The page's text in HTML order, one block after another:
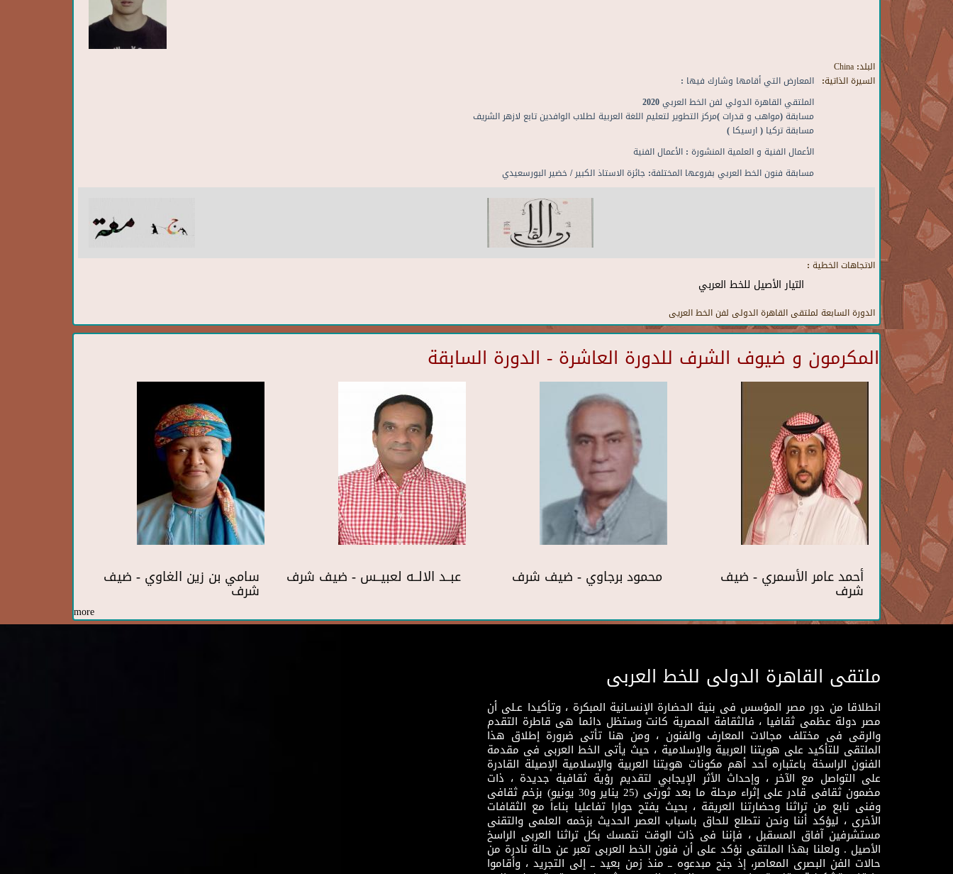
البلد: China
السيرة الذاتية: المعارض التي أقامها وشارك فيها :
الملتقي القاهرة الدولي لفن الخط العربي 2020
مسابقة (مواهب و قدرات )مركز التطوير لتعليم اللغة العربية لطلاب الوافدين تابع لازهر الشريف
مسابقة تركيا ( ارسيكا )
الأعمال الفنية و العلمية المنشورة : الأعمال الفنية
مسابقة فنون الخط العربي بفروعها المختلفة: جائزة الاستاذ الكبير / خضير البورسعيدي
الاتجاهات الخطية :
التيار الأصيل للخط العربي
الدورة السابعة لملتقى القاهرة الدولى لفن الخط العريى
المكرمون و ضيوف الشرف للدورة العاشرة - الدورة السابقة
سامي بن زين الغاوي - ضيف
شرف
عبــد الالــه لعبيــس - ضيف شرف محمود برجاوي - ضيف شرف أحمد عامر الأسمري - ضيف
شرف
more
ملتقى القاهرة الدولى للخط العربى
انطلاقا من دور مصر المؤسس فى بنية الحضارة الإنسـانية المبكرة ، وتأكيدا عـلى أن
مصر دولة عظمى ثقافيا ، فالثقافة المصرية كانت وستظل دائما هى قاطرة التقدم
والرقى فى مختلف مجالات المعارف والفنون ، ومن هنا تأتى ضرورة إطلاق هذا
الملتقى للتأكيد على هويتنا العربية والإسلامية ، حيث يأتى الخط العربى فى مقدمة
الفنون الراسخة باعتباره أحد أهم مكونات هويتنا العربية والإسلامية الإصيلة القادرة
على التواصل مع الآخر ، وإحداث الأثر الإيجابي لتقديم رؤية ثقافية جديدة ، ذات
مضمون ثقافى قادر على إثراء مرحلة ما بعد ثورتى (25 يناير و30 يونيو) بزخم ثقافى
وفنى نابع من تراثنا وحضارتنا العريقة ، بحيث يفتح حوارا تفاعليا بناءاً مع الثقافات
الأخرى ، ليؤكد أننا ونحن نتطلع للحاق باسباب العصر الحديث بزخمه العلمى والتقنى
مستشرفين آفاق المسقبل ، فإننا فى ذات الوقت نتمسك بكل تراثنا العربى الراسخ
الأصيل . ولعلنا بهذا الملتقى نؤكد على أن فنون الخط العربى تعبر عن حالة نادرة من
حالات الفن البصرى المعاصر، إذ جنح مبدعوه ــ منذ زمن بعيد ــ إلى التجريد ، وأقاموا